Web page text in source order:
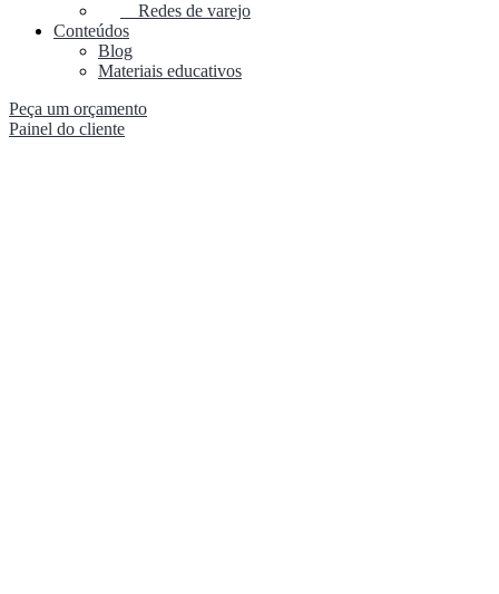
Redes de varejo
Conteúdos
Blog
Materiais educativos
Peça um orçamento
Painel do cliente